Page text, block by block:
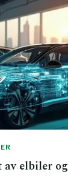
av elbiler og